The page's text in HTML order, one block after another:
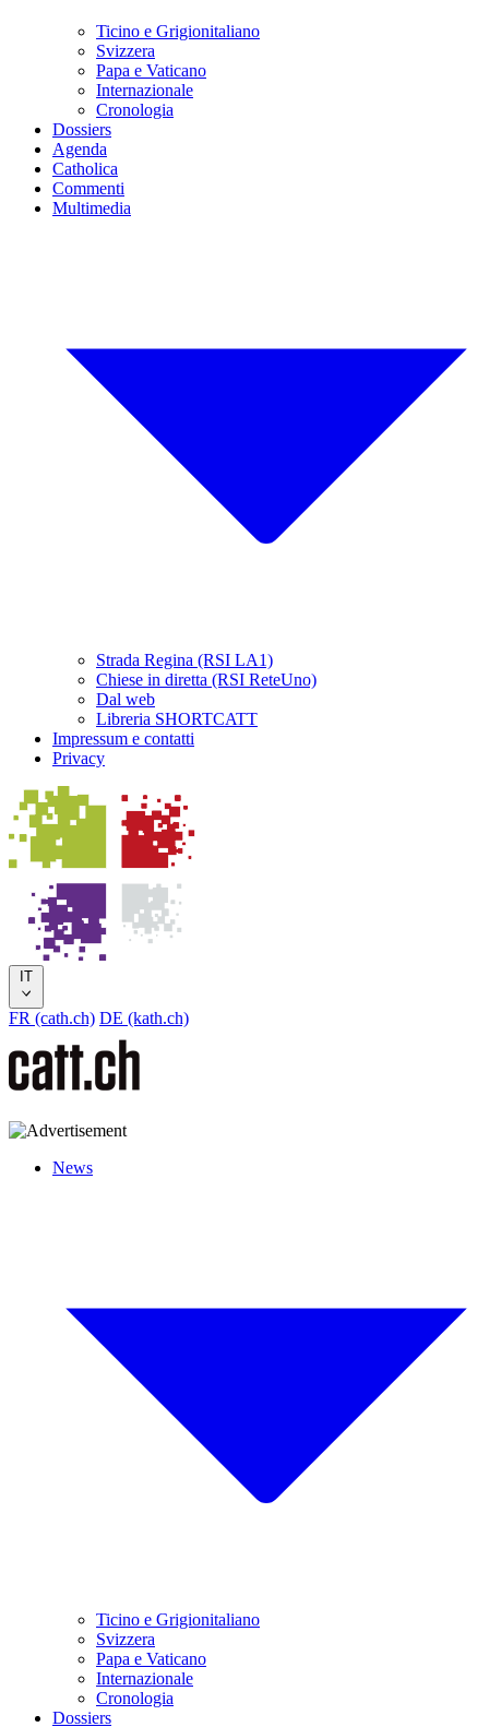
Ticino e Grigionitaliano
Svizzera
Papa e Vaticano
Internazionale
Cronologia
Dossiers
Agenda
Catholica
Commenti
Multimedia
Strada Regina (RSI LA1)
Chiese in diretta (RSI ReteUno)
Dal web
Libreria SHORTCATT
Impressum e contatti
Privacy
IT
FR (cath.ch) DE (kath.ch)
News
Ticino e Grigionitaliano
Svizzera
Papa e Vaticano
Internazionale
Cronologia
Dossiers